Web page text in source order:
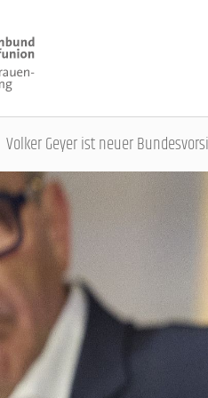
Volker Geyer ist neuer